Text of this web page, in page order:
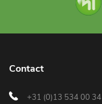
Contact
+31 (0)13 534 00 34